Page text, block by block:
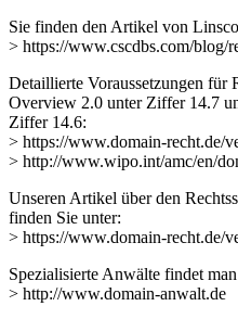
Sie finden den Artikel von
> https://www.cscdbs.com/blog/
Detaillierte Voraussetzungen
Overview 2.0 unter Ziffer 14.7
Ziffer 14.6:
> https://www.domain-recht.de/
> http://www.wipo.int/amc/en/
Unseren Artikel über den
finden Sie unter:
> https://www.domain-recht.de/
Spezialisierte Anwälte findet
> http://www.domain-anwalt.de